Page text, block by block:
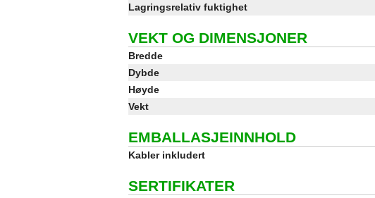
Lagringsrelativ fuktighet
VEKT OG DIMENSJONER
Bredde
Dybde
Høyde
Vekt
EMBALLASJEINNHOLD
Kabler inkludert
SERTIFIKATER